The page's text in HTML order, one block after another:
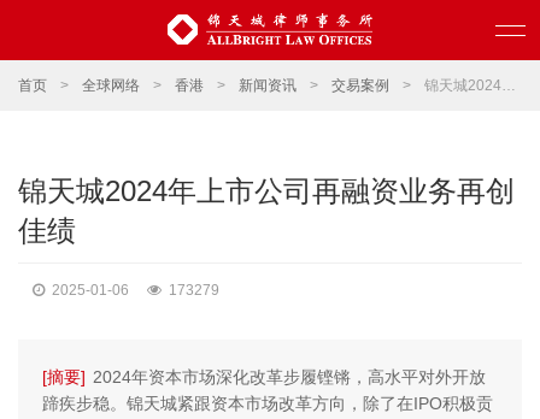
首页 > 全球网络 > 香港 > 新闻资讯 > 交易案例 > 锦天城2024年上市公司再融资业务再创佳绩
锦天城2024年上市公司再融资业务再创
佳绩
2025-01-06 173279
[摘要] 2024年资本市场深化改革步履铿锵，高水平对外开放
蹄疾步稳。锦天城紧跟资本市场改革方向，除了在IPO积极贡